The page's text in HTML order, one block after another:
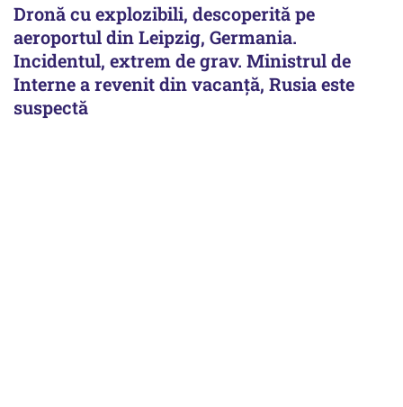
Dronă cu explozibili, descoperită pe
aeroportul din Leipzig, Germania.
Incidentul, extrem de grav. Ministrul de
Interne a revenit din vacanță, Rusia este
suspectă